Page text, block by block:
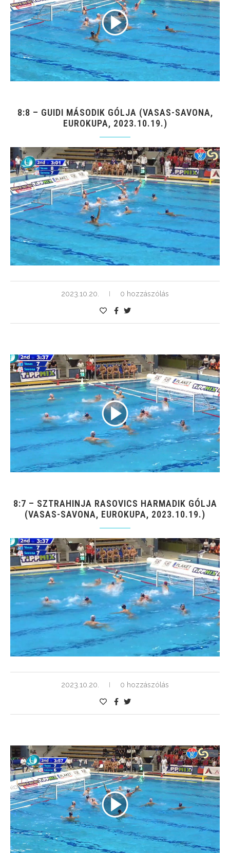
8:8 – GUIDI MÁSODIK GÓLJA (VASAS-SAVONA,
EUROKUPA, 2023.10.19.)
2023.10.20. 0 hozzászólás
8:7 – SZTRAHINJA RASOVICS HARMADIK GÓLJA
(VASAS-SAVONA, EUROKUPA, 2023.10.19.)
2023.10.20. 0 hozzászólás